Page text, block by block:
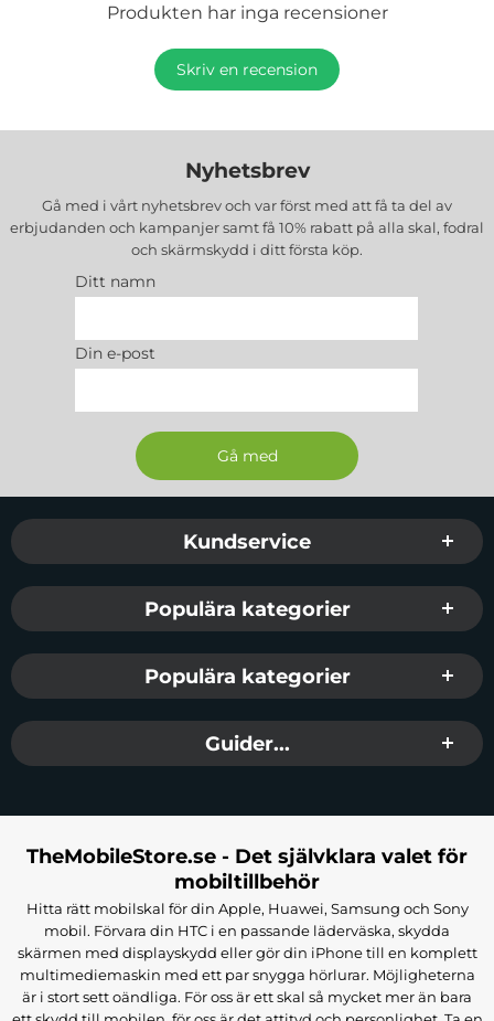
Produkten har inga recensioner
Skriv en recension
Nyhetsbrev
Gå med i vårt nyhetsbrev och var först med att få ta del av
erbjudanden och kampanjer samt få 10% rabatt på alla skal, fodral
och skärmskydd i ditt första köp.
Ditt namn
Din e-post
Sidfot Blandad info och länkar
Kundservice
Populära kategorier
Populära kategorier
Guider...
TheMobileStore.se - Det självklara valet för
mobiltillbehör
Hitta rätt mobilskal för din Apple, Huawei, Samsung och Sony
mobil. Förvara din HTC i en passande läderväska, skydda
skärmen med displayskydd eller gör din iPhone till en komplett
multimediemaskin med ett par snygga hörlurar. Möjligheterna
är i stort sett oändliga. För oss är ett skal så mycket mer än bara